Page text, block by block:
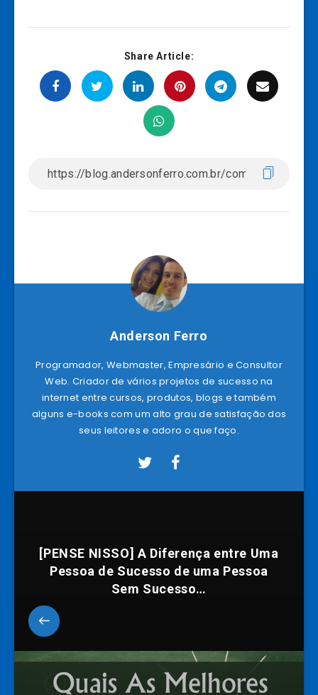
Share Article:
Anderson Ferro
Programador, Webmaster, Empresário e Consultor
Web. Criador de vários projetos de sucesso na
internet entre cursos, produtos, blogs e também
alguns e-books com um alto grau de satisfação dos
seus leitores e adoro o que faço.
[PENSE NISSO] A Diferença entre Uma
Pessoa de Sucesso de uma Pessoa
Sem Sucesso…